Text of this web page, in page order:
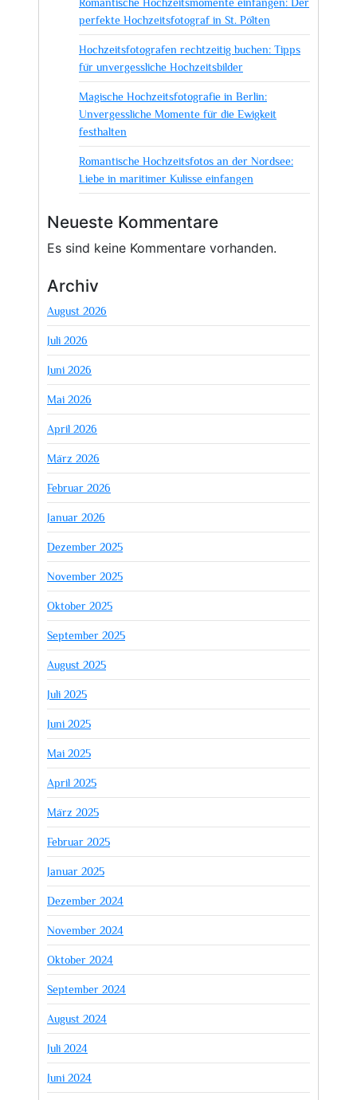
Professionelle
Aufnahmen
für
unvergessliche
Momente
perfekte Hochzeitsfotograf in St. Pölten
Hochzeitsfotografen rechtzeitig buchen: Tipps
für unvergessliche Hochzeitsbilder
Magische Hochzeitsfotografie in Berlin:
Unvergessliche Momente für die Ewigkeit
festhalten
Romantische Hochzeitsfotos an der Nordsee:
Liebe in maritimer Kulisse einfangen
Neueste Kommentare
Es sind keine Kommentare vorhanden.
Archiv
August 2026
Juli 2026
Juni 2026
Mai 2026
April 2026
März 2026
Februar 2026
Januar 2026
Dezember 2025
November 2025
Oktober 2025
September 2025
August 2025
Juli 2025
Juni 2025
Mai 2025
April 2025
März 2025
Februar 2025
Januar 2025
Dezember 2024
November 2024
Oktober 2024
September 2024
August 2024
Juli 2024
Juni 2024